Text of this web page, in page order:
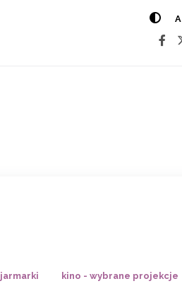
A
kino - wybrane projekcje